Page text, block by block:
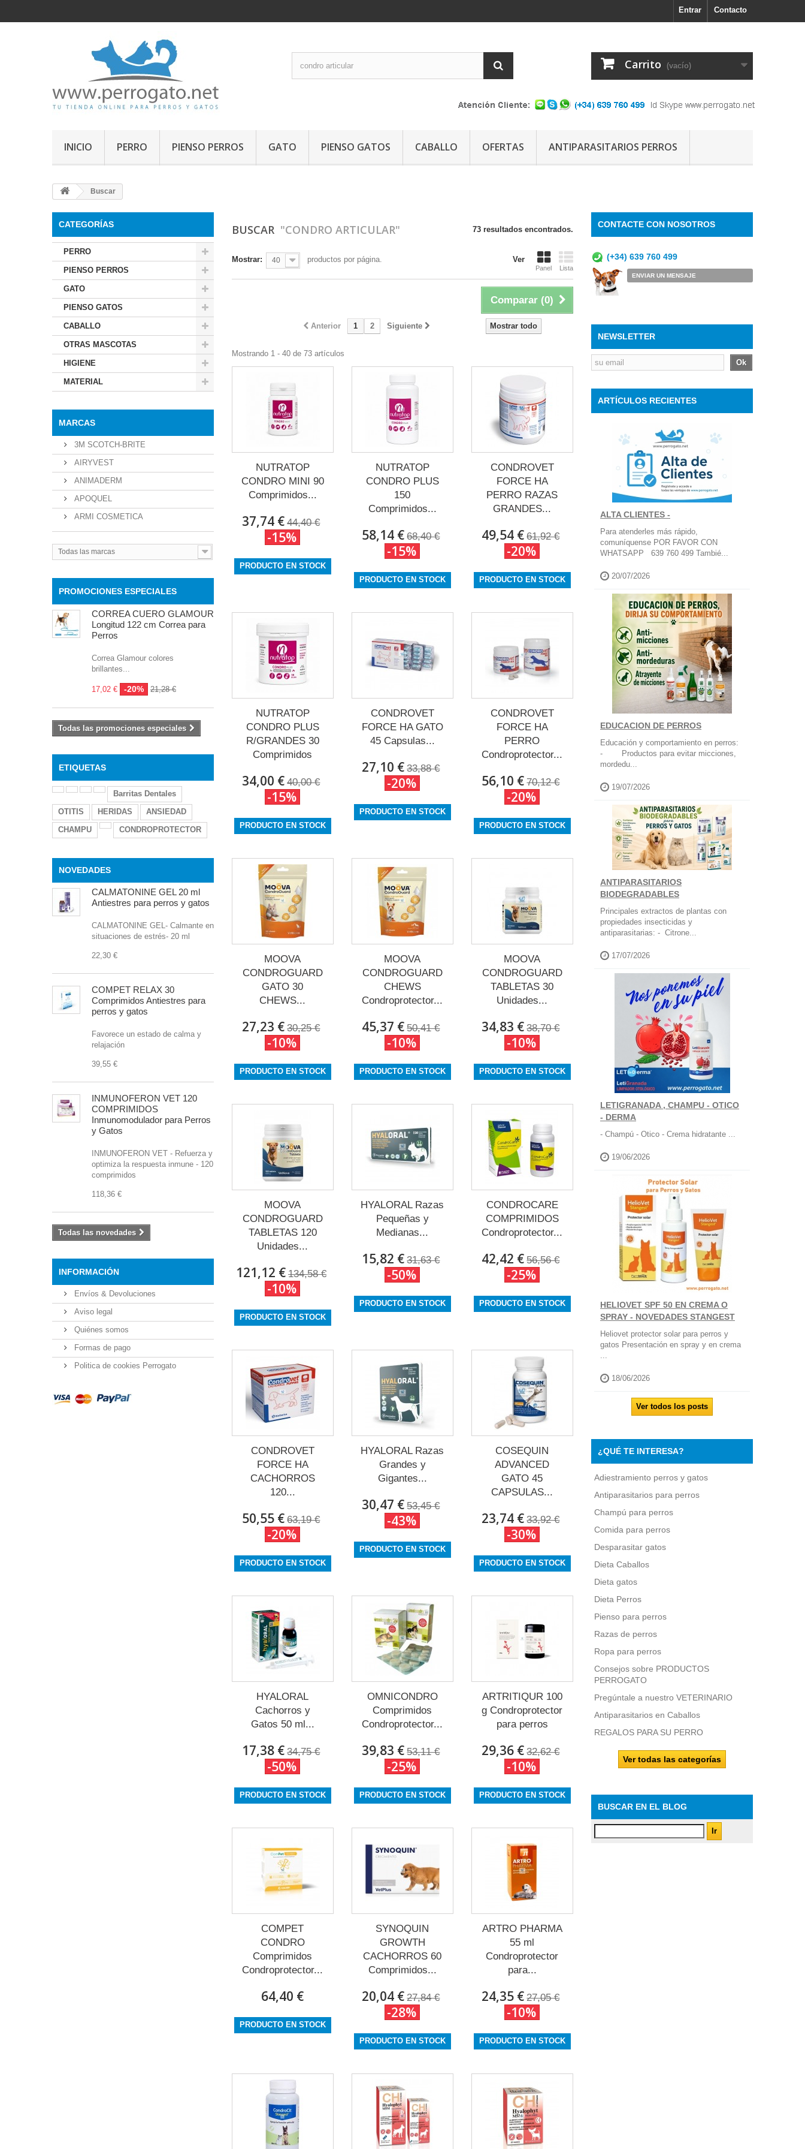
Contacto
Entrar
Carrito (vacío)
INICIO PERRO PIENSO PERROS GATO PIENSO GATOS CABALLO OFERTAS ANTIPARASITARIOS PERROS
Buscar
CATEGORÍAS
PERRO
PIENSO PERROS
GATO
PIENSO GATOS
CABALLO
OTRAS MASCOTAS
HIGIENE
MATERIAL
MARCAS
3M SCOTCH-BRITE
AIRYVEST
ANIMADERM
APOQUEL
ARMI COSMETICA
Todas las marcas
PROMOCIONES ESPECIALES
CORREA CUERO GLAMOUR
Longitud 122 cm Correa para
Perros
Correa Glamour colores
brillantes...
17,02 € -20% 21,28 €
Todas las promociones especiales
ETIQUETAS
Barritas Dentales
OTITIS
HERIDAS
ANSIEDAD
CHAMPU
CONDROPROTECTOR
NOVEDADES
CALMATONINE GEL 20 ml
Antiestres para perros y gatos
CALMATONINE GEL- Calmante en
situaciones de estrés- 20 ml
22,30 €
COMPET RELAX 30
Comprimidos Antiestres para
perros y gatos
Favorece un estado de calma y
relajación
39,55 €
INMUNOFERON VET 120
COMPRIMIDOS
Inmunomodulador para Perros
y Gatos
INMUNOFERON VET - Refuerza y
optimiza la respuesta inmune - 120
comprimidos
118,36 €
Todas las novedades
INFORMACIÓN
Envíos & Devoluciones
Aviso legal
Quiénes somos
Formas de pago
Politica de cookies Perrogato
BUSCAR "CONDRO ARTICULAR" 73 resultados encontrados.
Ver
Panel Lista
Mostrar: 40 productos por página.
Comparar (0)
Mostrar todo
Anterior 1 2 Siguiente
Mostrando 1 - 40 de 73 artículos
NUTRATOP
CONDRO MINI 90
Comprimidos...
37,74 € 44,40 €
-15%
PRODUCTO EN STOCK
NUTRATOP
CONDRO PLUS
150
Comprimidos...
58,14 € 68,40 €
-15%
PRODUCTO EN STOCK
CONDROVET
FORCE HA
PERRO RAZAS
GRANDES...
49,54 € 61,92 €
-20%
PRODUCTO EN STOCK
NUTRATOP
CONDRO PLUS
R/GRANDES 30
Comprimidos
34,00 € 40,00 €
-15%
PRODUCTO EN STOCK
CONDROVET
FORCE HA GATO
45 Capsulas...
27,10 € 33,88 €
-20%
PRODUCTO EN STOCK
CONDROVET
FORCE HA
PERRO
Condroprotector...
56,10 € 70,12 €
-20%
PRODUCTO EN STOCK
MOOVA
CONDROGUARD
GATO 30
CHEWS...
27,23 € 30,25 €
-10%
PRODUCTO EN STOCK
MOOVA
CONDROGUARD
CHEWS
Condroprotector...
45,37 € 50,41 €
-10%
PRODUCTO EN STOCK
MOOVA
CONDROGUARD
TABLETAS 30
Unidades...
34,83 € 38,70 €
-10%
PRODUCTO EN STOCK
MOOVA
CONDROGUARD
TABLETAS 120
Unidades...
121,12 € 134,58 €
-10%
PRODUCTO EN STOCK
HYALORAL Razas
Pequeñas y
Medianas...
15,82 € 31,63 €
-50%
PRODUCTO EN STOCK
CONDROCARE
COMPRIMIDOS
Condroprotector...
42,42 € 56,56 €
-25%
PRODUCTO EN STOCK
CONDROVET
FORCE HA
CACHORROS
120...
50,55 € 63,19 €
-20%
PRODUCTO EN STOCK
HYALORAL Razas
Grandes y
Gigantes...
30,47 € 53,45 €
-43%
PRODUCTO EN STOCK
COSEQUIN
ADVANCED
GATO 45
CAPSULAS...
23,74 € 33,92 €
-30%
PRODUCTO EN STOCK
HYALORAL
Cachorros y
Gatos 50 ml...
17,38 € 34,75 €
-50%
PRODUCTO EN STOCK
OMNICONDRO
Comprimidos
Condroprotector...
39,83 € 53,11 €
-25%
PRODUCTO EN STOCK
ARTRITIQUR 100
g Condroprotector
para perros
29,36 € 32,62 €
-10%
PRODUCTO EN STOCK
COMPET
CONDRO
Comprimidos
Condroprotector...
64,40 €
PRODUCTO EN STOCK
SYNOQUIN
GROWTH
CACHORROS 60
Comprimidos...
20,04 € 27,84 €
-28%
PRODUCTO EN STOCK
ARTRO PHARMA
55 ml
Condroprotector
para...
24,35 € 27,05 €
-10%
PRODUCTO EN STOCK
CONTACTE CON NOSOTROS
(+34) 639 760 499
ENVIAR UN MENSAJE
NEWSLETTER
Ok
ARTÍCULOS RECIENTES
ALTA CLIENTES -
Para atenderles más rápido,
comuníquense POR FAVOR CON
WHATSAPP 639 760 499 Tambié...
20/07/2026
EDUCACION DE PERROS
Educación y comportamiento en perros:
- Productos para evitar micciones,
mordedu...
19/07/2026
ANTIPARASITARIOS
BIODEGRADABLES
Principales extractos de plantas con
propiedades insecticidas y
antiparasitarias: - Citrone...
17/07/2026
LETIGRANADA , CHAMPU - OTICO
- DERMA
- Champú - Otico - Crema hidratante ...
19/06/2026
HELIOVET SPF 50 EN CREMA O
SPRAY - NOVEDADES STANGEST
Heliovet protector solar para perros y
gatos Presentación en spray y en crema
...
18/06/2026
Ver todos los posts
¿QUÉ TE INTERESA?
Adiestramiento perros y gatos
Antiparasitarios para perros
Champú para perros
Comida para perros
Desparasitar gatos
Dieta Caballos
Dieta gatos
Dieta Perros
Pienso para perros
Razas de perros
Ropa para perros
Consejos sobre PRODUCTOS
PERROGATO
Pregúntale a nuestro VETERINARIO
Antiparasitarios en Caballos
REGALOS PARA SU PERRO
Ver todas las categorías
BUSCAR EN EL BLOG